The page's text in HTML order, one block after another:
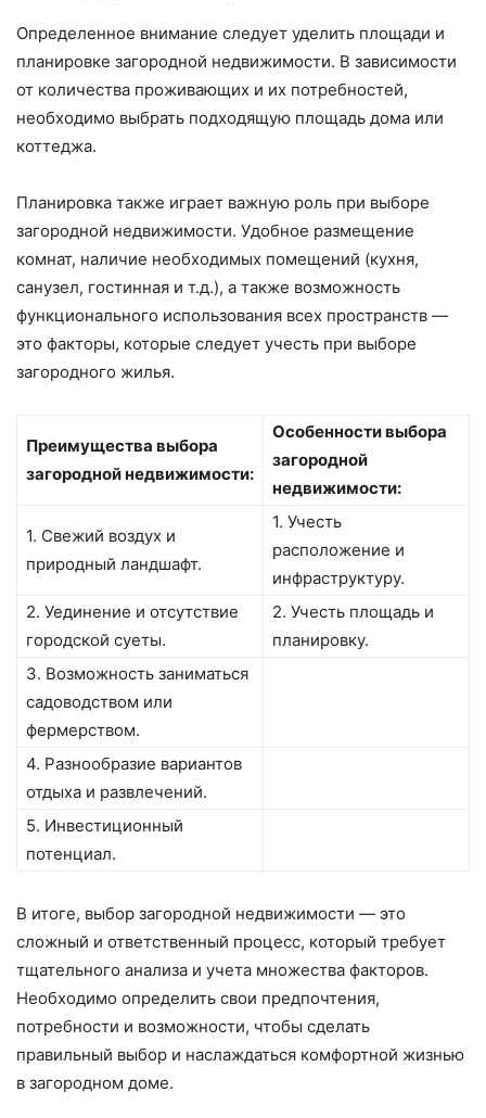
Определенное внимание следует уделить площади и
планировке загородной недвижимости. В зависимости
от количества проживающих и их потребностей,
необходимо выбрать подходящую площадь дома или
коттеджа.
Планировка также играет важную роль при выборе
загородной недвижимости. Удобное размещение
комнат, наличие необходимых помещений (кухня,
санузел, гостинная и т.д.), а также возможность
функционального использования всех пространств —
это факторы, которые следует учесть при выборе
загородного жилья.
Преимущества выбора
загородной недвижимости:
Особенности выбора
загородной
недвижимости:
1. Свежий воздух и
природный ландшафт.
1. Учесть
расположение и
инфраструктуру.
2. Уединение и отсутствие
городской суеты.
2. Учесть площадь и
планировку.
3. Возможность заниматься
садоводством или
фермерством.
4. Разнообразие вариантов
отдыха и развлечений.
5. Инвестиционный
потенциал.
В итоге, выбор загородной недвижимости — это
сложный и ответственный процесс, который требует
тщательного анализа и учета множества факторов.
Необходимо определить свои предпочтения,
потребности и возможности, чтобы сделать
правильный выбор и наслаждаться комфортной жизнью
в загородном доме.